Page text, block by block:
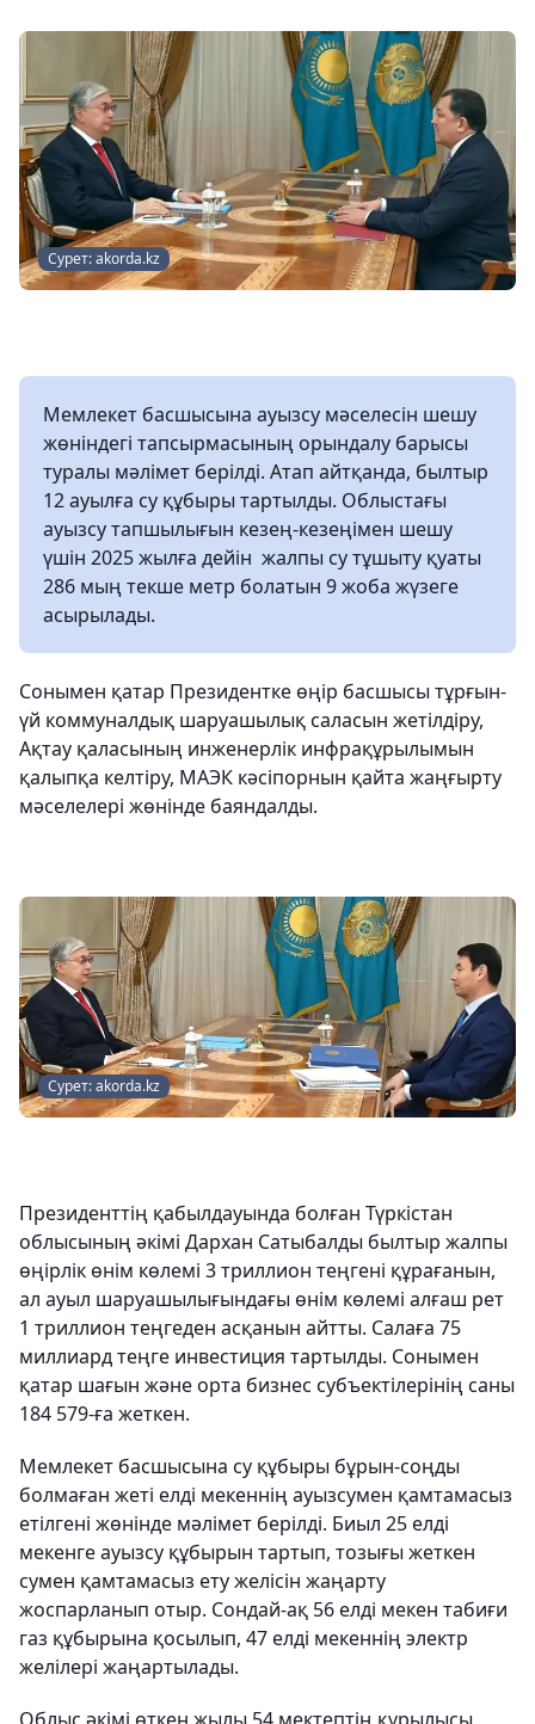
Сурет: akorda.kz
Мемлекет басшысына ауызсу мәселесін шешу
жөніндегі тапсырмасының орындалу барысы
туралы мәлімет берілді. Атап айтқанда, былтыр
12 ауылға су құбыры тартылды. Облыстағы
ауызсу тапшылығын кезең-кезеңімен шешу
үшін 2025 жылға дейін жалпы су тұшыту қуаты
286 мың текше метр болатын 9 жоба жүзеге
асырылады.
Сонымен қатар Президентке өңір басшысы тұрғын-
үй коммуналдық шаруашылық саласын жетілдіру,
Ақтау қаласының инженерлік инфрақұрылымын
қалыпқа келтіру, МАЭК кәсіпорнын қайта жаңғырту
мәселелері жөнінде баяндалды.
Сурет: akorda.kz
Президенттің қабылдауында болған Түркістан
облысының әкімі Дархан Сатыбалды былтыр жалпы
өңірлік өнім көлемі 3 триллион теңгені құрағанын,
ал ауыл шаруашылығындағы өнім көлемі алғаш рет
1 триллион теңгеден асқанын айтты. Салаға 75
миллиард теңге инвестиция тартылды. Сонымен
қатар шағын және орта бизнес субъектілерінің саны
184 579-ға жеткен.
Мемлекет басшысына су құбыры бұрын-соңды
болмаған жеті елді мекеннің ауызсумен қамтамасыз
етілгені жөнінде мәлімет берілді. Биыл 25 елді
мекенге ауызсу құбырын тартып, тозығы жеткен
сумен қамтамасыз ету желісін жаңарту
жоспарланып отыр. Сондай-ақ 56 елді мекен табиғи
газ құбырына қосылып, 47 елді мекеннің электр
желілері жаңартылады.